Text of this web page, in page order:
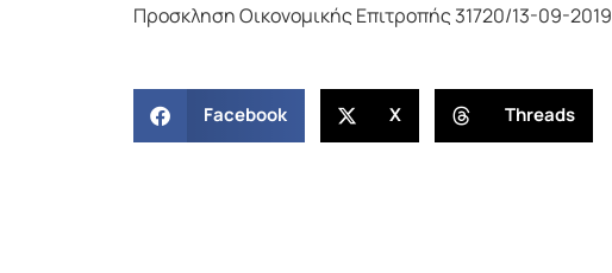
Προσκληση Οικονομικής Επιτροπής 31720/13-09-2019
Facebook X Threads